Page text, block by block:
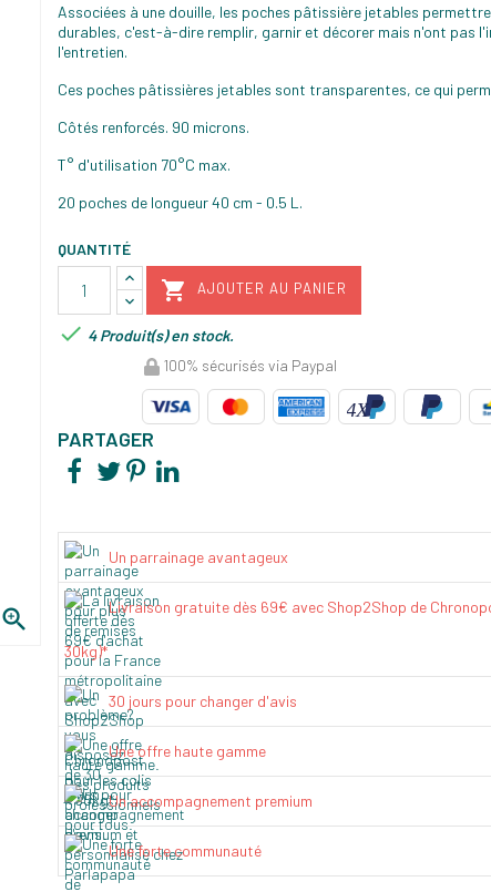

Associées à une douille, les poches pâtissière jetables
durables, c'est-à-dire remplir, garnir et décorer mais n'ont pas
l'entretien.
Ces poches pâtissières jetables sont transparentes, ce qui
Côtés renforcés. 90 microns.
T° d'utilisation 70°C max.
20 poches de longueur 40 cm - 0.5 L.
QUANTITÉ
 AJOUTER AU PANIER
 4 Produit(s) en stock.
100% sécurisés via Paypal
PARTAGER
Un parrainage avantageux
Livraison gratuite dès 69€ avec Shop2Shop de
30kg)*
30 jours pour changer d'avis
Une offre haute gamme
Un accompagnement premium
Une forte communauté